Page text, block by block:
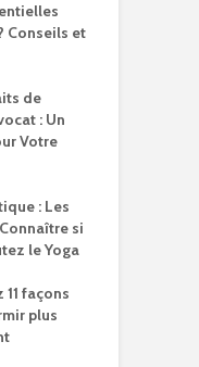
Conseils et
de
: Un
Votre
: Les
si
le Yoga
façons
plus